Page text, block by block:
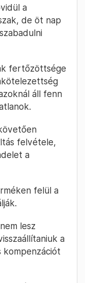
a
de öt nap
fertőzöttsége
áll fenn
felvétele,
a
felül a
lesz
a
kompenzációt